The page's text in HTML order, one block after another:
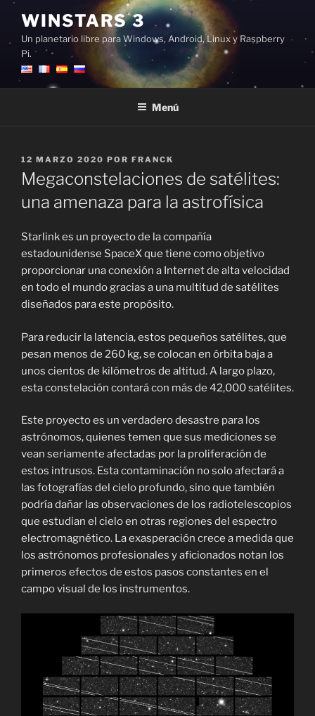
Saltar
contenido
WINSTARS 3
Un planetario libre para Windows, Android, Linux y Raspberry
Pi.
Menú
PUBLICADO
EL
12 MARZO 2020 POR FRANCK
Megaconstelaciones de satélites:
una amenaza para la astrofísica
Starlink es un proyecto de la compañía
estadounidense SpaceX que tiene como objetivo
proporcionar una conexión a Internet de alta velocidad
en todo el mundo gracias a una multitud de satélites
diseñados para este propósito.
Para reducir la latencia, estos pequeños satélites, que
pesan menos de 260 kg, se colocan en órbita baja a
unos cientos de kilómetros de altitud. A largo plazo,
esta constelación contará con más de 42,000 satélites.
Este proyecto es un verdadero desastre para los
astrónomos, quienes temen que sus mediciones se
vean seriamente afectadas por la proliferación de
estos intrusos. Esta contaminación no solo afectará a
las fotografías del cielo profundo, sino que también
podría dañar las observaciones de los radiotelescopios
que estudian el cielo en otras regiones del espectro
electromagnético. La exasperación crece a medida que
los astrónomos profesionales y aficionados notan los
primeros efectos de estos pasos constantes en el
campo visual de los instrumentos.